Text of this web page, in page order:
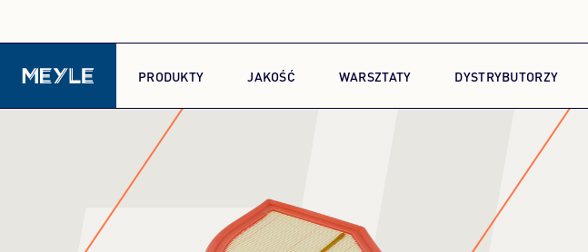
PRODUKTY JAKOŚĆ WARSZTATY DYSTRYBUTORZY